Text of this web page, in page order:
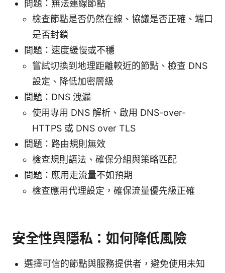
問題：無法連線節點
檢查節點是否仍然在線、協議是否正確、端口
是否封鎖
問題：速度緩慢或不穩
嘗試切換到地理距離較近的節點、檢查 DNS
設定、降低加密層級
問題：DNS 洩漏
使用專用 DNS 解析、啟用 DNS-over-
HTTPS 或 DNS over TLS
問題：路由規則無效
檢查規則語法、確保分組與策略匹配
問題：應用走流量不如預期
檢查應用代理設定，確保流量優先級正確
安全性與隱私：如何降低風險
選擇可信的節點與服務提供者，避免使用未知